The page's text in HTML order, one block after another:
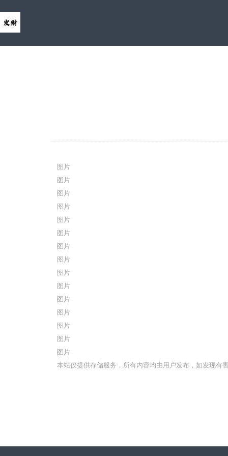
图片
图片
图片
图片
图片
图片
图片
图片
图片
图片
图片
图片
图片
图片
图片
本站仅提供存储服务，所有内容均由用户发布，如发现有